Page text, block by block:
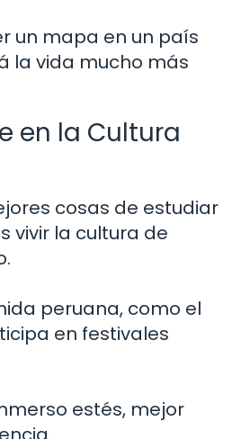
un mapa en un país
la vida mucho más
en la Cultura
cosas de estudiar
vivir la cultura de
peruana, como el
en festivales
estés, mejor